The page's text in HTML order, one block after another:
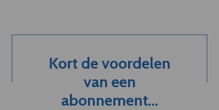
Kort de voordelen
van een
abonnement...